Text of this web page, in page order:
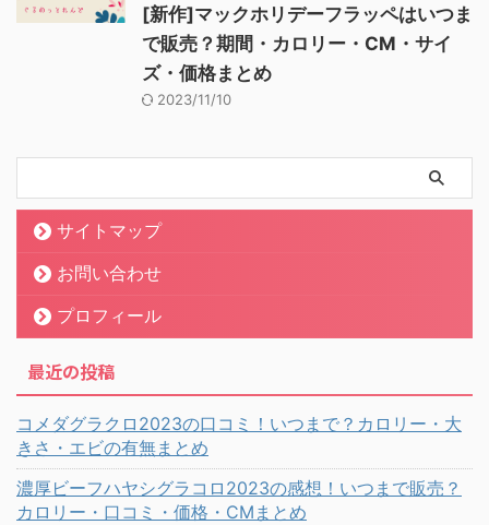
[新作]マックホリデーフラッペはいつま
で販売？期間・カロリー・CM・サイ
ズ・価格まとめ
2023/11/10
サイトマップ
お問い合わせ
プロフィール
最近の投稿
コメダグラクロ2023の口コミ！いつまで？カロリー・大
きさ・エビの有無まとめ
濃厚ビーフハヤシグラコロ2023の感想！いつまで販売？
カロリー・口コミ・価格・CMまとめ